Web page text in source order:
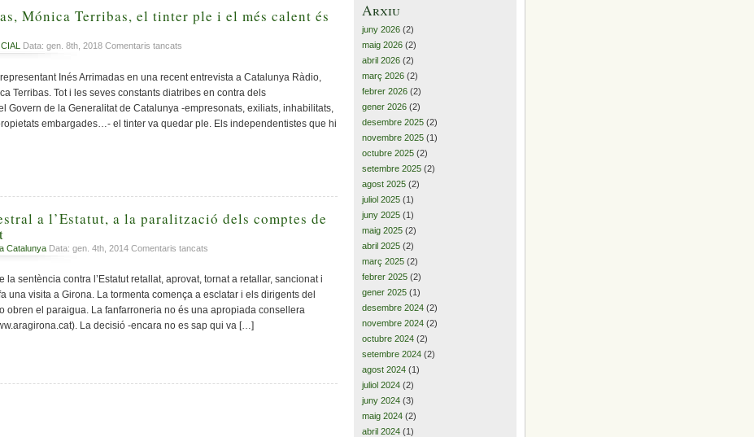
Mónica Terribas, el tinter ple i el més calent és
Data: gen. 8th, 2018 Comentaris tancats
Arrimadas,
el
tinter
calent
l’aigüera
Inés Arrimadas en una recent entrevista a Catalunya Ràdio,
Terribas. Tot i les seves constants diatribes en contra dels
Govern de la Generalitat de Catalunya -empresonats, exiliats, inhabilitats,
embargades…- el tinter va quedar ple. Els independentistes que hi
a l’Estatut, a la paralització dels comptes de
Catalunya Data: gen. 4th, 2014 Comentaris tancats
cop
a
l’Estatut,
dels
la sentència contra l’Estatut retallat, aprovat, tornat a retallar, sancionat i
una visita a Girona. La tormenta comença a esclatar i els dirigents del
obren el paraigua. La fanfarroneria no és una apropiada consellera
La decisió -encara no es sap qui va […]
Arxiu
juny 2026 (2)
maig 2026 (2)
abril 2026 (2)
març 2026 (2)
febrer 2026 (2)
gener 2026 (2)
desembre 2025 (2)
novembre 2025 (1)
octubre 2025 (2)
setembre 2025 (2)
agost 2025 (2)
juliol 2025 (1)
juny 2025 (1)
maig 2025 (2)
abril 2025 (2)
març 2025 (2)
febrer 2025 (2)
gener 2025 (1)
desembre 2024 (2)
novembre 2024 (2)
octubre 2024 (2)
setembre 2024 (2)
agost 2024 (1)
juliol 2024 (2)
juny 2024 (3)
maig 2024 (2)
abril 2024 (1)